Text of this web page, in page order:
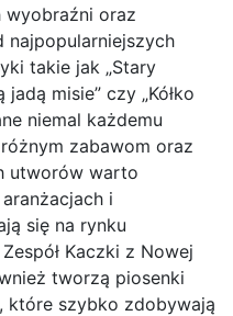
wyobraźni oraz
najpopularniejszych
takie jak „Stary
misie” czy „Kółko
niemal każdemu
zabawom oraz
utworów warto
i
się na rynku
Kaczki z Nowej
tworzą piosenki
które szybko zdobywają